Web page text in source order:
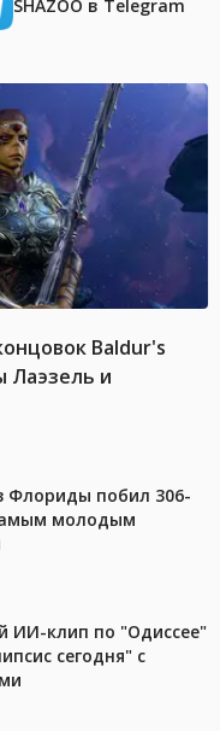
SHAZOO в Telegram
Baldur's
Лаэзель и
Флориды побил 306-
молодым
ИИ-клип по "Одиссее"
сегодня" с